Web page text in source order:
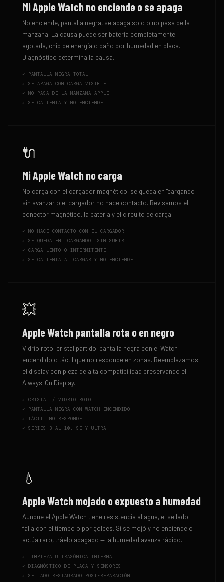
Mi Apple Watch no enciende o se apaga
No enciende, pantalla negra, se apaga solo o no pasa de la
manzana. La causa puede ser batería completamente
agotada, chip de energía o daño por humedad en placa.
Diagnóstico determina la causa.
✓ PANTALLA NEGRA TOTAL
✓ SE APAGA CON CARGA VISIBLE
✓ NO PASA DE LA MANZANA APPLE
✓ SE CALIENTA Y NO ENCIENDE
🔌
Mi Apple Watch no carga
No carga con el cargador magnético, se queda en "cargando"
sin avanzar o el cargador no hace contacto. Revisamos el
conector magnético, la batería y el circuito de carga.
✓ NO HACE CONTACTO CON EL CARGADOR
✓ SE QUEDA EN "CARGANDO" SIN SUBIR
✓ CARGA LENTO O INTERMITENTE
✓ SE CALIENTA AL CARGAR Y NO ENCIENDE
💥
Apple Watch pantalla rota o en negro
Vidrio roto, cristal partido, pantalla negra con el Watch
encendido o táctil que no responde en zonas. Reemplazamos
el display con pieza de alta compatibilidad preservando el
Always-On Display.
✓ CRISTAL / VIDRIO ROTO
✓ PANTALLA NEGRA CON WATCH ENCENDIDO
✓ TÁCTIL NO RESPONDE
✓ SERIES 3 AL 10, SE Y ULTRA
💧
Apple Watch mojado o expuesto a humedad
Aunque el Apple Watch tiene resistencia al agua, el sellado
falla con el tiempo o por golpes. Si se mojó y no enciende o
actúa raro, tráelo apagado — la humedad avanza rápido.
✓ LIMPIEZA ULTRASÓNICA INTERNA
✓ DIAGNÓSTICO DE PLACA Y SENSORES
✓ SELLADO RESTAURADO POST-REPARACIÓN